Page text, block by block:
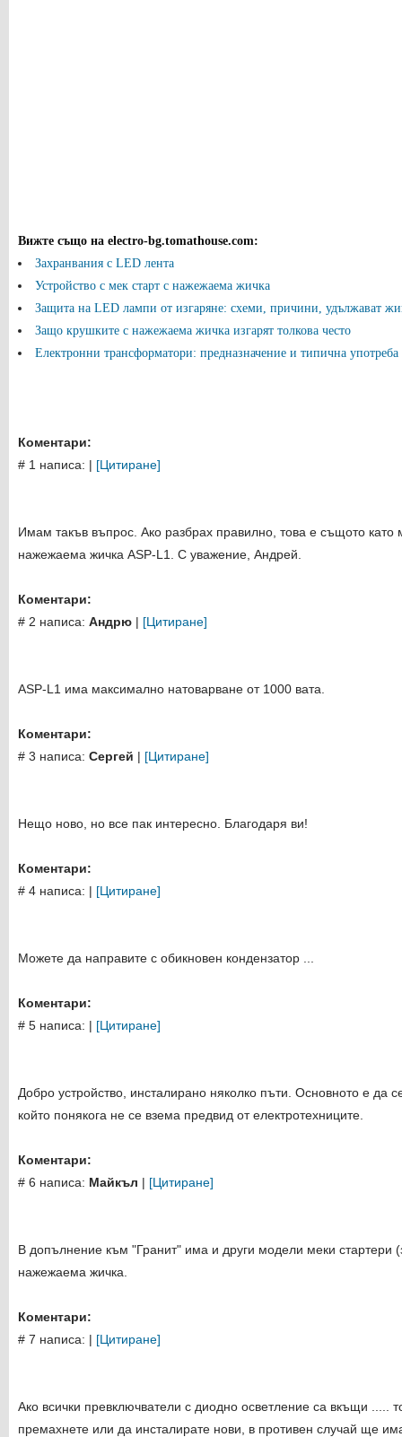
Вижте също на electro-bg.tomathouse.com:
Захранвания с LED лента
Устройство с мек старт с нажежаема жичка
Защита на LED лампи от изгаряне: схеми, причини, удължават
Защо крушките с нажежаема жичка изгарят толкова често
Електронни трансформатори: предназначение и типична употреба
Коментари:
# 1 написа: | [Цитиране]
Имам такъв въпрос. Ако разбрах правилно, това е същото
нажежаема жичка ASP-L1. С уважение, Андрей.
Коментари:
# 2 написа: Андрю | [Цитиране]
ASP-L1 има максимално натоварване от 1000 вата.
Коментари:
# 3 написа: Сергей | [Цитиране]
Нещо ново, но все пак интересно. Благодаря ви!
Коментари:
# 4 написа: | [Цитиране]
Можете да направите с обикновен кондензатор ...
Коментари:
# 5 написа: | [Цитиране]
Добро устройство, инсталирано няколко пъти. Основното е да
който понякога не се взема предвид от електротехниците.
Коментари:
# 6 написа: Майкъл | [Цитиране]
В допълнение към "Гранит" има и други модели меки стартери
нажежаема жичка.
Коментари:
# 7 написа: | [Цитиране]
Ако всички превключватели с диодно осветление са вкъщи .....
премахнете или да инсталирате нови, в противен случай ще